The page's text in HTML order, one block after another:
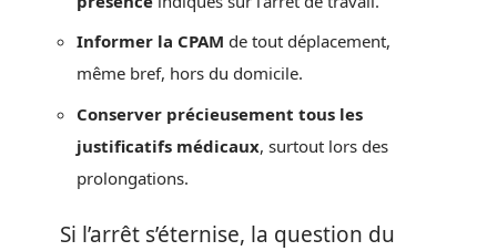
Informer la CPAM de tout déplacement,
même bref, hors du domicile.
Conserver précieusement tous les
justificatifs médicaux, surtout lors des
prolongations.
Si l’arrêt s’éternise, la question du